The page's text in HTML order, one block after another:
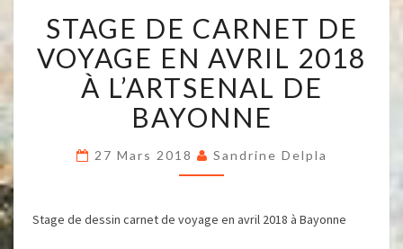
DE
CARNET
DE
VOYAGE
EN
AVRIL
2018
À
L’ARTSENAL
STAGE DE CARNET DE
VOYAGE EN AVRIL 2018
À L’ARTSENAL DE
BAYONNE
27 Mars 2018 Sandrine Delpla
Stage de dessin carnet de voyage en avril 2018 à Bayonne